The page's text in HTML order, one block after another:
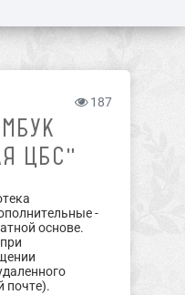
187
ЦБС"
-
основе.
почте).